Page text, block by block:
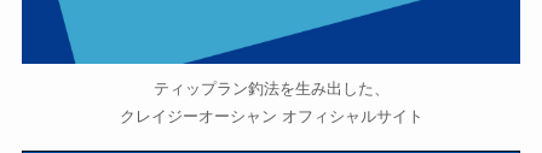
ティップラン釣法を生み出した、
クレイジーオーシャン オフィシャルサイト